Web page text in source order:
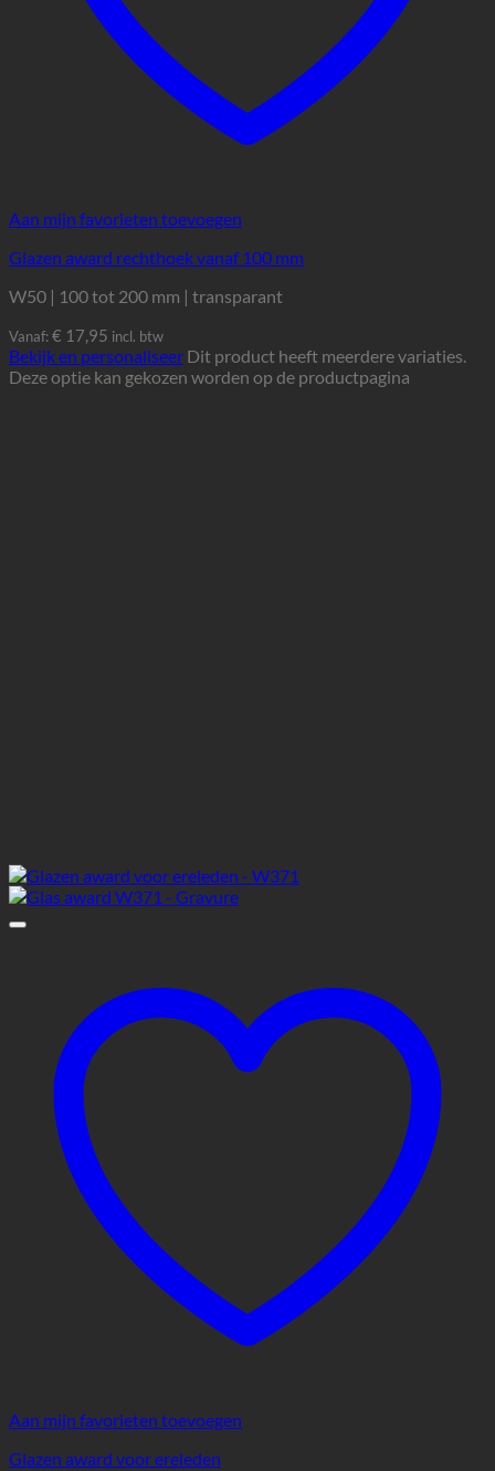
Aan mijn favorieten toevoegen
Glazen award rechthoek vanaf 100 mm
W50 | 100 tot 200 mm | transparant
Vanaf: € 17,95 incl. btw
Bekijk en personaliseer Dit product heeft meerdere variaties.
Deze optie kan gekozen worden op de productpagina
Aan mijn favorieten toevoegen
Glazen award voor ereleden